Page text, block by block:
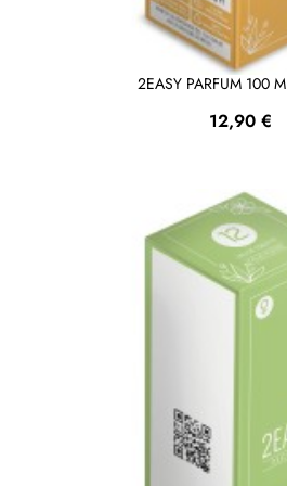
2EASY PARFUM 100
Prezzo
12,90 €